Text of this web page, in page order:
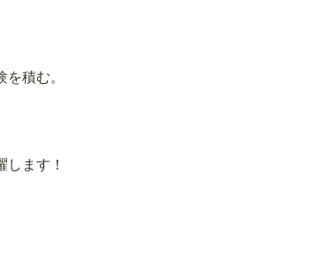
積む。
ます！